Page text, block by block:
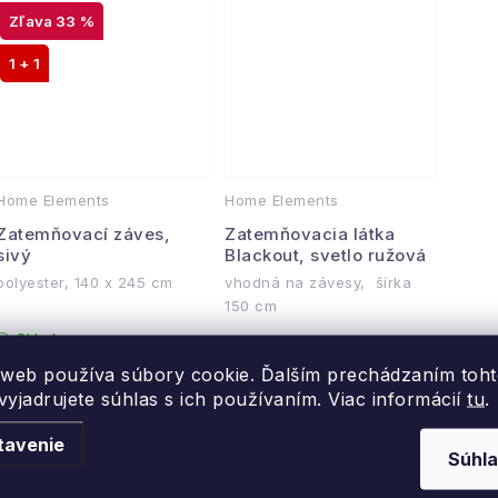
používa súbory cookie. Ďalším prechádzaním
súhlas s ich používaním. Viac informácií tu.
v
Elements
záves,
33 %
1 + 1
140 x 245 cm
Skladom
od 16,63
€
24,96 €
DETAIL
Home Elements
Zatemňovacia látka
Blackout, svetlo ružová
vhodná na závesy, šírka
150 cm
4,13 € DO KOŠÍKA